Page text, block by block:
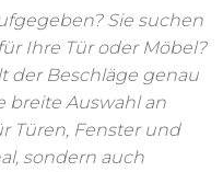
Sie suchen
Ihre Tür oder Möbel?
der Beschläge genau
breite Auswahl an
Türen, Fenster und
sondern auch